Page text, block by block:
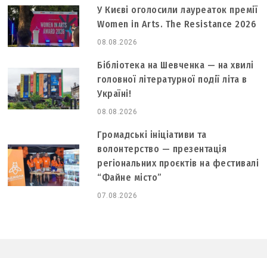
У Києві оголосили лауреаток премії
Women in Arts. The Resistance 2026
08.08.2026
Бібліотека на Шевченка — на хвилі
головної літературної події літа в
Україні!
08.08.2026
Громадські ініціативи та
волонтерство — презентація
регіональних проєктів на фестивалі
“Файне місто”
07.08.2026